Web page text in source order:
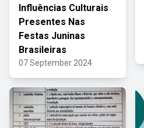
Influências Culturais
Presentes Nas
Festas Juninas
Brasileiras
07 September 2024